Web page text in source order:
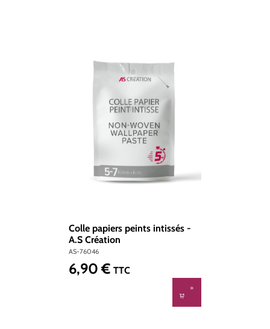
Colle papiers peints intissés -
A.S Création
AS-76046
Prix régulier :
6,90 € TTC